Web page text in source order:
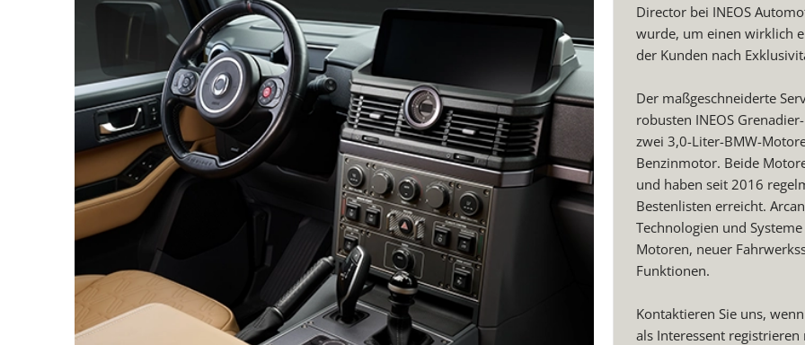
Director bei INEOS
wurde, um einen wirklich
der Kunden nach
Der maßgeschneiderte
robusten INEOS
zwei 3,0-Liter-BMW-
Benzinmotor. Beide
und haben seit 2016
Bestenlisten erreicht.
Technologien und
Motoren, neuer
Funktionen.
Kontaktieren Sie uns,
als Interessent registrieren